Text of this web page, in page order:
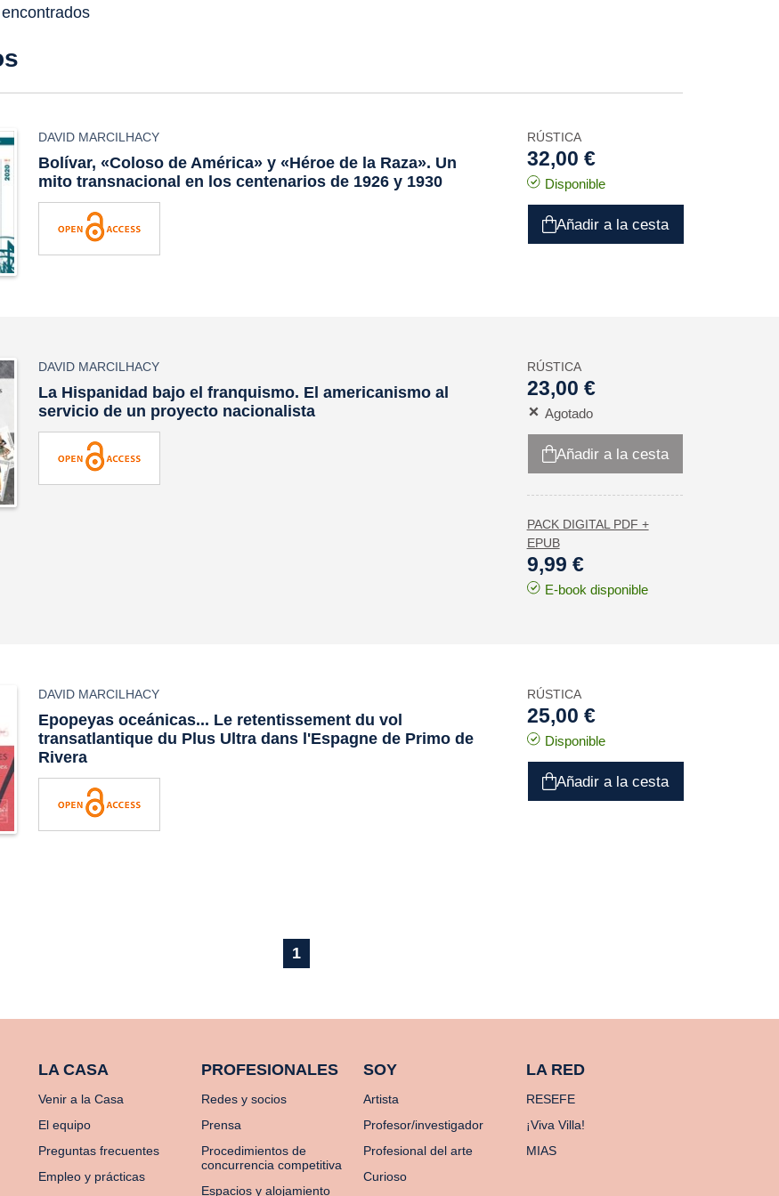
DAVID MARCILHACY
Bolívar, «Coloso de América» y «Héroe de la Raza». Un
mito transnacional en los centenarios de 1926 y 1930
RÚSTICA
32,00 €
Disponible
Añadir a la cesta
DAVID MARCILHACY
La Hispanidad bajo el franquismo. El americanismo al
servicio de un proyecto nacionalista
RÚSTICA
23,00 €
Agotado
Añadir a la cesta
PACK DIGITAL PDF +
EPUB
9,99 €
E-book disponible
DAVID MARCILHACY
Epopeyas oceánicas... Le retentissement du vol
transatlantique du Plus Ultra dans l'Espagne de Primo de
Rivera
RÚSTICA
25,00 €
Disponible
Añadir a la cesta
1
LA CASA
Venir a la Casa
El equipo
Preguntas frecuentes
Empleo y prácticas
PROFESIONALES
Redes y socios
Prensa
Procedimientos de
concurrencia competitiva
Espacios y alojamiento
SOY
Artista
Profesor/investigador
Profesional del arte
Curioso
LA RED
RESEFE
¡Viva Villa!
MIAS